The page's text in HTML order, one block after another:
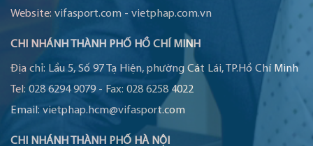
Website: vifasport.com - vietphap.com.vn
CHI NHÁNH THÀNH PHỐ HỒ CHÍ MINH
Địa chỉ: Lầu 5, Số 97 Tạ Hiện, phường Cát Lái, TP.Hồ Chí Minh
Tel: 028 6294 9079- Fax: 028 6258 4022
Email: vietphap.hcm@vifasport.com
CHI NHÁNH THÀNH PHỐ HÀ NỘI